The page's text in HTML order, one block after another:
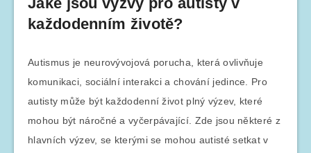
každodenním životě?
Autismus je neurovývojová porucha, která ovlivňuje
komunikaci, sociální interakci a chování jedince. Pro
autisty může být každodenní život plný výzev, které
mohou být náročné a vyčerpávající. Zde jsou některé z
hlavních výzev, se kterými se mohou autisté setkat v